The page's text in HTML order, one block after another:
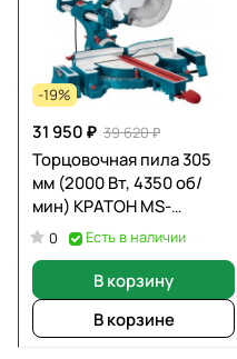
-19%
31 950 ₽ 39 620 ₽
Торцовочная пила 305
мм (2000 Вт, 4350 об/
мин) КРАТОН MS-
2100/305 4 01 07 024
0 Есть в наличии
В корзину
В корзине